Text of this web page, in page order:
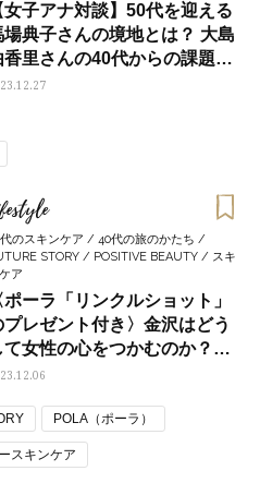
女子アナ対談】50代を迎える
場典子さんの境地とは？ 大島
香里さんの40代からの課題と
？
のスキンケア / 40代の旅のかたち /
STORY / POSITIVE BEAUTY / スキ
ア
ポーラ「リンクルショット」
プレゼント付き〉金沢はどう
て女性の心をつかむのか？
前編】「ポーラ美肌県ツアー
POLA（ポーラ）
スキンケア